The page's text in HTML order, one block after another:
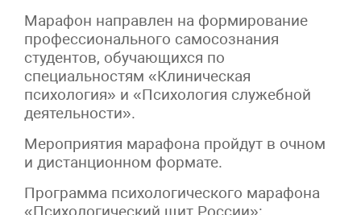
Марафон направлен на формирование
профессионального самосознания
студентов, обучающихся по
специальностям «Клиническая
психология» и «Психология служебной
деятельности».
Мероприятия марафона пройдут в очном
и дистанционном формате.
Программа психологического марафона